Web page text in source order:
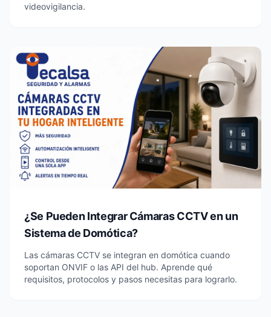
videovigilancia.
¿Se Pueden Integrar Cámaras CCTV en un
Sistema de Domótica?
Las cámaras CCTV se integran en domótica cuando
soportan ONVIF o las API del hub. Aprende qué
requisitos, protocolos y pasos necesitas para lograrlo.